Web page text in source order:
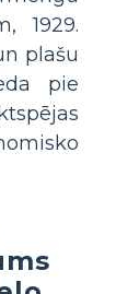
1929.
plašu
pie